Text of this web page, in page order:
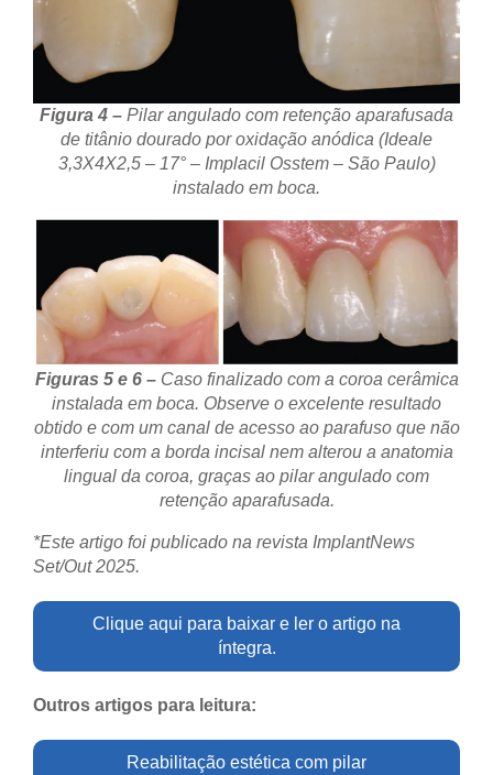
Figura 4 – Pilar angulado com retenção aparafusada
de titânio dourado por oxidação anódica (Ideale
3,3X4X2,5 – 17° – Implacil Osstem – São Paulo)
instalado em boca.
Figuras 5 e 6 – Caso finalizado com a coroa cerâmica
instalada em boca. Observe o excelente resultado
obtido e com um canal de acesso ao parafuso que não
interferiu com a borda incisal nem alterou a anatomia
lingual da coroa, graças ao pilar angulado com
retenção aparafusada.
*Este artigo foi publicado na revista ImplantNews
Set/Out 2025.
Clique aqui para baixar e ler o artigo na
íntegra.
Outros artigos para leitura:
Reabilitação estética com pilar